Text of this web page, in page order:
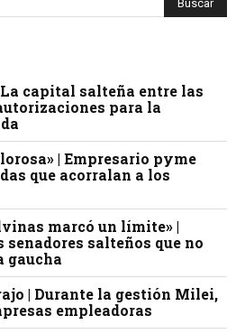
La capital salteña entre las
para la
| Empresario pyme
que acorralan a los
marcó un límite» |
senadores salteños que no
gaucha
| Durante la gestión Milei,
empleadoras